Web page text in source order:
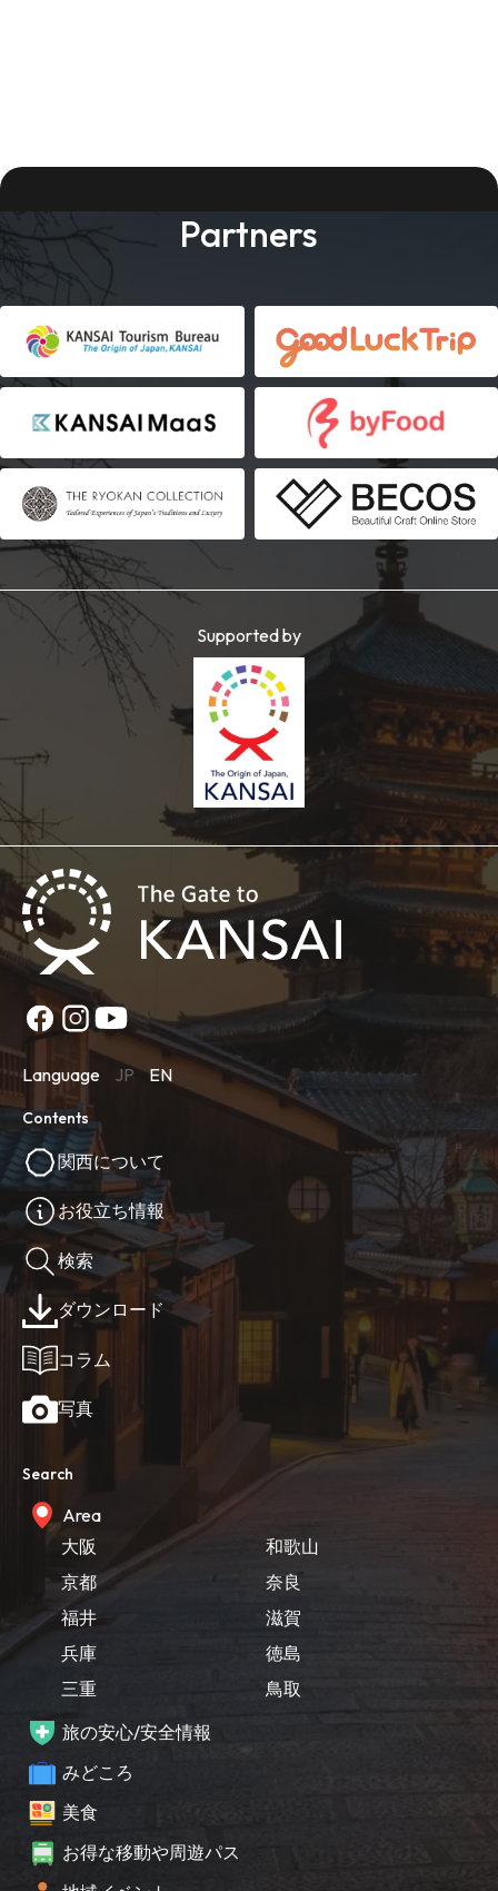
Partners
Supported by
Language JP EN
Contents
関西について
お役立ち情報
検索
ダウンロード
コラム
写真
Search
Area
大阪
京都
福井
兵庫
三重
和歌山
奈良
滋賀
徳島
鳥取
旅の安心/安全情報
みどころ
美食
お得な移動や周遊パス